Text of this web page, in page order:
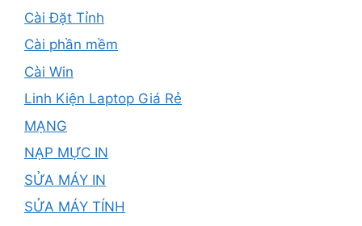
Cài Đặt Tỉnh
Cài phần mềm
Cài Win
Linh Kiện Laptop Giá Rẻ
MẠNG
NẠP MỰC IN
SỬA MÁY IN
SỬA MÁY TÍNH